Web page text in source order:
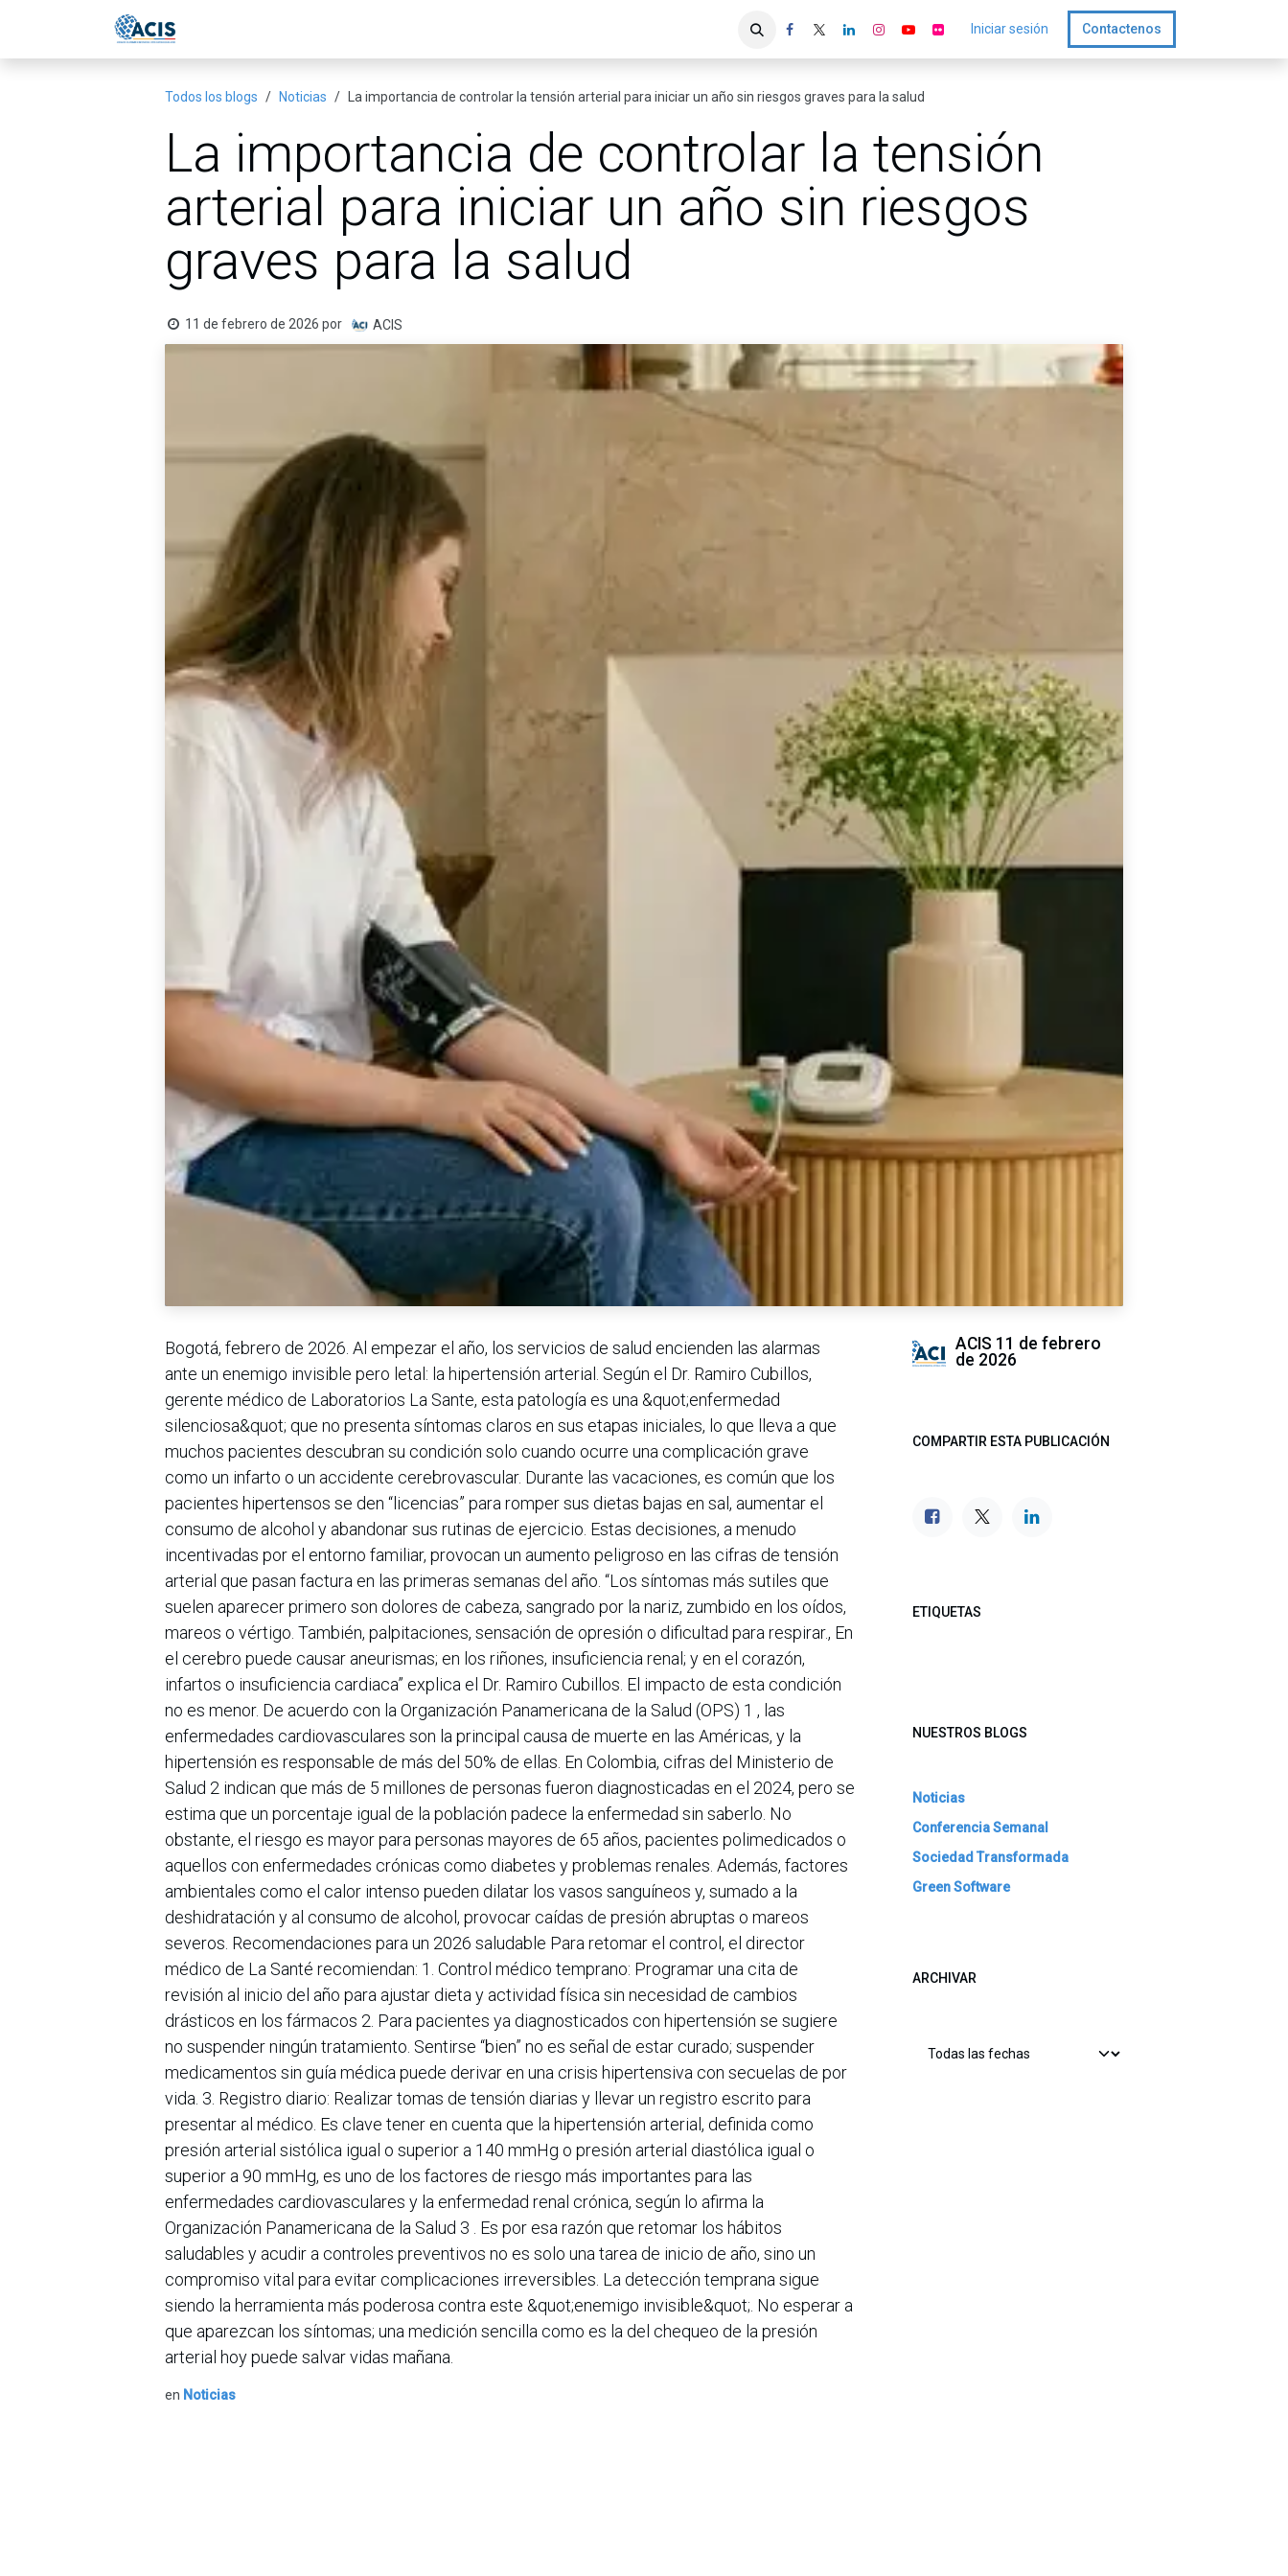
Iniciar sesión Contactenos
Todos los blogs Noticias La importancia de controlar la tensión arterial para iniciar un año sin riesgos graves para la salud
La importancia de controlar la tensión
arterial para iniciar un año sin riesgos
graves para la salud
11 de febrero de 2026 por ACIS
Bogotá, febrero de 2026. Al empezar el año, los servicios de salud encienden las alarmas
ante un enemigo invisible pero letal: la hipertensión arterial. Según el Dr. Ramiro Cubillos,
gerente médico de Laboratorios La Sante, esta patología es una &quot;enfermedad
silenciosa&quot; que no presenta síntomas claros en sus etapas iniciales, lo que lleva a que
muchos pacientes descubran su condición solo cuando ocurre una complicación grave
como un infarto o un accidente cerebrovascular. Durante las vacaciones, es común que los
pacientes hipertensos se den “licencias” para romper sus dietas bajas en sal, aumentar el
consumo de alcohol y abandonar sus rutinas de ejercicio. Estas decisiones, a menudo
incentivadas por el entorno familiar, provocan un aumento peligroso en las cifras de tensión
arterial que pasan factura en las primeras semanas del año. “Los síntomas más sutiles que
suelen aparecer primero son dolores de cabeza, sangrado por la nariz, zumbido en los oídos,
mareos o vértigo. También, palpitaciones, sensación de opresión o dificultad para respirar., En
el cerebro puede causar aneurismas; en los riñones, insuficiencia renal; y en el corazón,
infartos o insuficiencia cardiaca” explica el Dr. Ramiro Cubillos. El impacto de esta condición
no es menor. De acuerdo con la Organización Panamericana de la Salud (OPS) 1 , las
enfermedades cardiovasculares son la principal causa de muerte en las Américas, y la
hipertensión es responsable de más del 50% de ellas. En Colombia, cifras del Ministerio de
Salud 2 indican que más de 5 millones de personas fueron diagnosticadas en el 2024, pero se
estima que un porcentaje igual de la población padece la enfermedad sin saberlo. No
obstante, el riesgo es mayor para personas mayores de 65 años, pacientes polimedicados o
aquellos con enfermedades crónicas como diabetes y problemas renales. Además, factores
ambientales como el calor intenso pueden dilatar los vasos sanguíneos y, sumado a la
deshidratación y al consumo de alcohol, provocar caídas de presión abruptas o mareos
severos. Recomendaciones para un 2026 saludable Para retomar el control, el director
médico de La Santé recomiendan: 1. Control médico temprano: Programar una cita de
revisión al inicio del año para ajustar dieta y actividad física sin necesidad de cambios
drásticos en los fármacos 2. Para pacientes ya diagnosticados con hipertensión se sugiere
no suspender ningún tratamiento. Sentirse “bien” no es señal de estar curado; suspender
medicamentos sin guía médica puede derivar en una crisis hipertensiva con secuelas de por
vida. 3. Registro diario: Realizar tomas de tensión diarias y llevar un registro escrito para
presentar al médico. Es clave tener en cuenta que la hipertensión arterial, definida como
presión arterial sistólica igual o superior a 140 mmHg o presión arterial diastólica igual o
superior a 90 mmHg, es uno de los factores de riesgo más importantes para las
enfermedades cardiovasculares y la enfermedad renal crónica, según lo afirma la
Organización Panamericana de la Salud 3 . Es por esa razón que retomar los hábitos
saludables y acudir a controles preventivos no es solo una tarea de inicio de año, sino un
compromiso vital para evitar complicaciones irreversibles. La detección temprana sigue
siendo la herramienta más poderosa contra este &quot;enemigo invisible&quot;. No esperar a
que aparezcan los síntomas; una medición sencilla como es la del chequeo de la presión
arterial hoy puede salvar vidas mañana.
en Noticias
ACIS 11 de febrero
de 2026
COMPARTIR ESTA PUBLICACIÓN
ETIQUETAS
NUESTROS BLOGS
Noticias
Conferencia Semanal
Sociedad Transformada
Green Software
ARCHIVAR